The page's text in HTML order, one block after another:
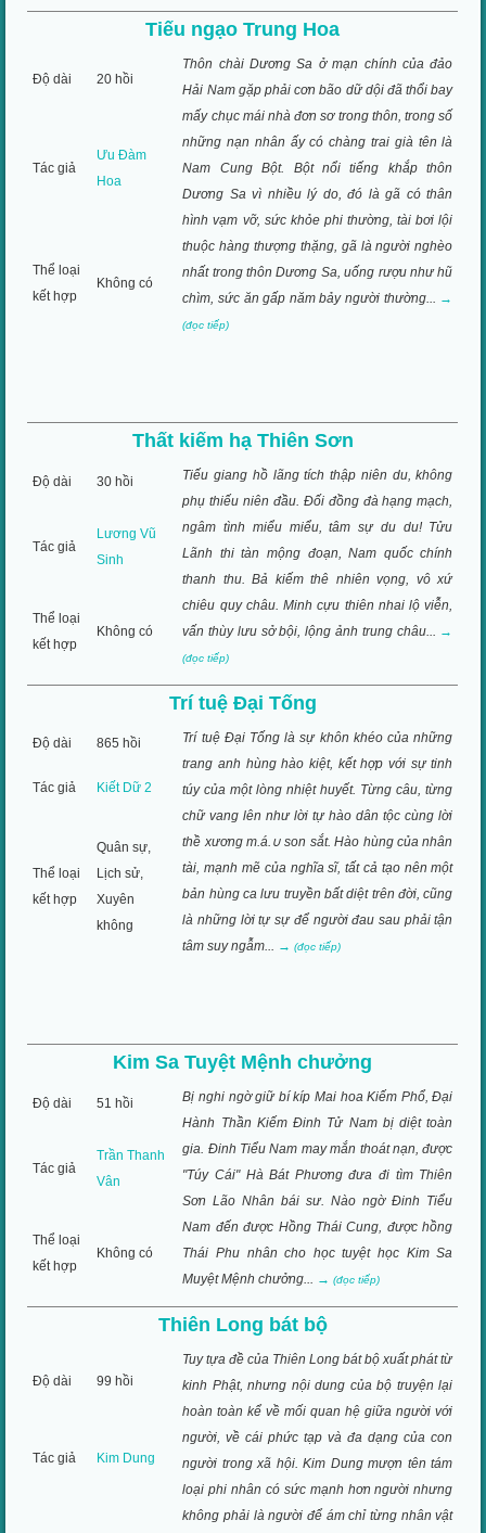
Tiếu ngạo Trung Hoa
Độ dài 20 hồi
Thôn chài Dương Sa ở mạn chính của đảo
Hải Nam gặp phải cơn bão dữ dội đã thổi bay
mấy chục mái nhà đơn sơ trong thôn, trong số
những nạn nhân ấy có chàng trai già tên là
Nam Cung Bột. Bột nổi tiếng khắp thôn
Dương Sa vì nhiều lý do, đó là gã có thân
hình vạm vỡ, sức khỏe phi thường, tài bơi lội
thuộc hàng thượng thặng, gã là người nghèo
nhất trong thôn Dương Sa, uống rượu như hũ
chìm, sức ăn gấp năm bảy người thường... →
(đọc tiếp)
Tác giả
Ưu Đàm
Hoa
Thể loại
kết hợp
Không có
Thất kiếm hạ Thiên Sơn
Độ dài 30 hồi
Tiếu giang hồ lãng tích thập niên du, không
phụ thiếu niên đầu. Đối đồng đà hạng mạch,
ngâm tình miểu miểu, tâm sự du du! Tửu
Lãnh thi tàn mộng đoạn, Nam quốc chính
thanh thu. Bả kiếm thê nhiên vọng, vô xứ
chiêu quy châu. Minh cựu thiên nhai lộ viễn,
vấn thùy lưu sở bội, lộng ảnh trung châu... →
(đọc tiếp)
Tác giả
Lương Vũ
Sinh
Thể loại
kết hợp
Không có
Trí tuệ Đại Tống
Độ dài 865 hồi
Trí tuệ Đại Tống là sự khôn khéo của những
trang anh hùng hào kiệt, kết hợp với sự tinh
túy của một lòng nhiệt huyết. Từng câu, từng
chữ vang lên như lời tự hào dân tộc cùng lời
thề xương m.á.∪ son sắt. Hào hùng của nhân
tài, mạnh mẽ của nghĩa sĩ, tất cả tạo nên một
bản hùng ca lưu truyền bất diệt trên đời, cũng
là những lời tự sự để người đau sau phải tận
tâm suy ngẫm... →(đọc tiếp)
Tác giả Kiết Dữ 2
Thể loại
kết hợp
Quân sự,
Lịch sử,
Xuyên
không
Kim Sa Tuyệt Mệnh chưởng
Độ dài 51 hồi
Bị nghi ngờ giữ bí kíp Mai hoa Kiếm Phổ, Đại
Hành Thần Kiếm Đinh Tử Nam bị diệt toàn
gia. Đinh Tiểu Nam may mắn thoát nạn, được
"Túy Cái" Hà Bát Phương đưa đi tìm Thiên
Sơn Lão Nhân bái sư. Nào ngờ Đinh Tiểu
Nam đến được Hồng Thái Cung, được hồng
Thái Phu nhân cho học tuyệt học Kim Sa
Muyệt Mệnh chưởng... →(đọc tiếp)
Tác giả
Trần Thanh
Vân
Thể loại
kết hợp
Không có
Thiên Long bát bộ
Độ dài 99 hồi
Tuy tựa đề của Thiên Long bát bộ xuất phát từ
kinh Phật, nhưng nội dung của bộ truyện lại
hoàn toàn kể về mối quan hệ giữa người với
người, về cái phức tạp và đa dạng của con
người trong xã hội. Kim Dung mượn tên tám
loại phi nhân có sức mạnh hơn người nhưng
không phải là người để ám chỉ từng nhân vật
Tác giả Kim Dung